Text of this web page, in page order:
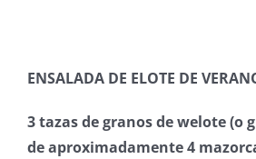
ENSALADA DE ELOTE DE
3 tazas de granos de welote (o
de aproximadamente 4